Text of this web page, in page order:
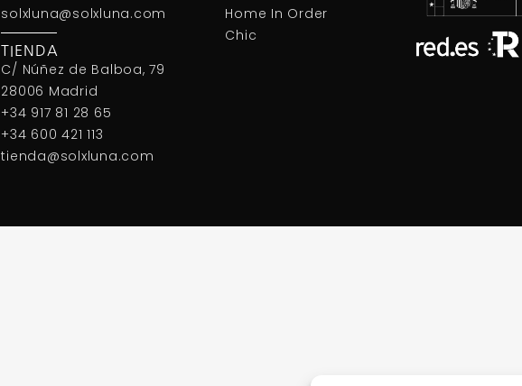
solxluna@solxluna.com
TIENDA
C/ Núñez de Balboa, 79
28006 Madrid
+34 917 81 28 65
+34 600 421 113
tienda@solxluna.com
Home In Order
Chic